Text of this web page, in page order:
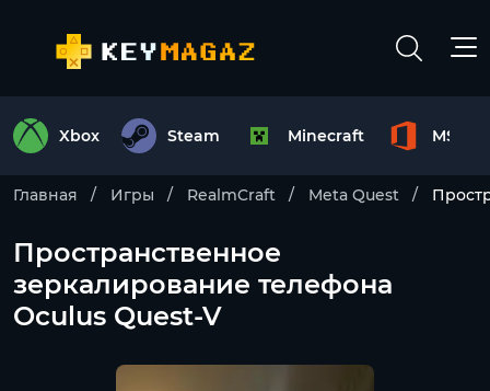
Xbox Steam Minecraft MS
Главная Игры RealmCraft Meta Quest
Пространственное
зеркалирование телефона
Oculus Quest-V